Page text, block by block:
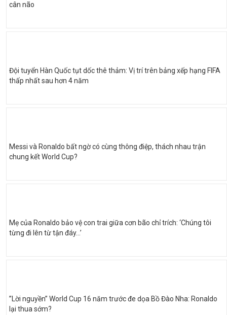
cân não
Đội tuyển Hàn Quốc tụt dốc thê thảm: Vị trí trên bảng xếp hạng FIFA
thấp nhất sau hơn 4 năm
Messi và Ronaldo bất ngờ có cùng thông điệp, thách nhau trận
chung kết World Cup?
Mẹ của Ronaldo bảo vệ con trai giữa cơn bão chỉ trích: ‘Chúng tôi
từng đi lên từ tận đáy…’
”Lời nguyền” World Cup 16 năm trước đe dọa Bồ Đào Nha: Ronaldo
lại thua sớm?